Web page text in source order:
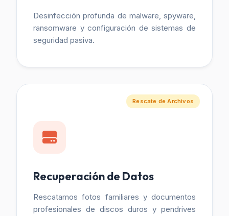
Desinfección profunda de malware, spyware,
ransomware y configuración de sistemas de
seguridad pasiva.
Rescate de Archivos
Recuperación de Datos
Rescatamos fotos familiares y documentos
profesionales de discos duros y pendrives